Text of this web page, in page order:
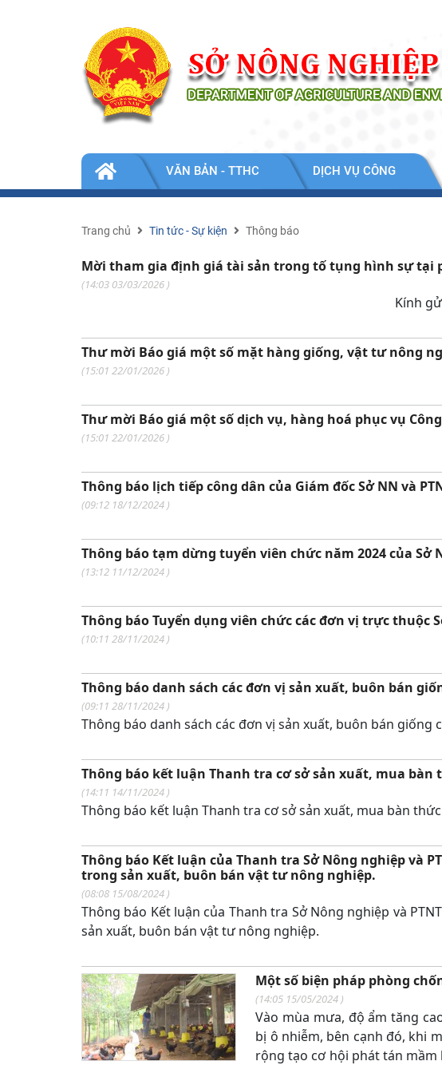
-
VĂN BẢN - TTHC DỊCH VỤ CÔNG
Trang chủ Tin tức - Sự kiện Thông báo
Mời tham gia định giá tài sản trong tố tụng hình sự tại
(14:03 03/03/2026 )
Kính
Thư mời Báo giá một số mặt hàng giống, vật tư nông
(15:01 22/01/2026 )
Thư mời Báo giá một số dịch vụ, hàng hoá phục vụ
(15:01 22/01/2026 )
Thông báo lịch tiếp công dân của Giám đốc Sở NN và
(09:12 18/12/2024 )
Thông báo tạm dừng tuyển viên chức năm 2024 của Sở
(13:12 11/12/2024 )
Thông báo Tuyển dụng viên chức các đơn vị trực thuộc
(10:11 28/11/2024 )
Thông báo danh sách các đơn vị sản xuất, buôn bán
(09:11 28/11/2024 )
Thông báo danh sách các đơn vị sản xuất, buôn bán giống
Thông báo kết luận Thanh tra cơ sở sản xuất, mua bàn
(14:11 14/11/2024 )
Thông báo kết luận Thanh tra cơ sở sản xuất, mua bàn
Thông báo Kết luận của Thanh tra Sở Nông nghiệp và
trong sản xuất, buôn bán vật tư nông nghiệp.
(08:08 15/08/2024 )
Thông báo Kết luận của Thanh tra Sở Nông nghiệp và
sản xuất, buôn bán vật tư nông nghiệp.
Một số biện pháp phòng
(14:05 15/05/2024 )
Vào mùa mưa, độ ẩm tăng
bị ô nhiễm, bên cạnh đó, khi
rộng tạo cơ hội phát tán mầm